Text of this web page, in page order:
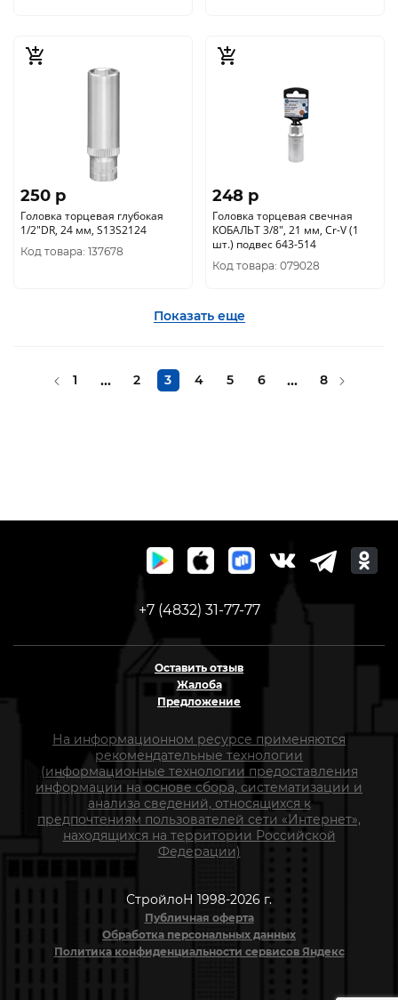
250 p
Головка торцевая глубокая
1/2"DR, 24 мм, S13S2124
Код товара: 137678
248 p
Головка торцевая свечная
КОБАЛЬТ 3/8", 21 мм, Cr-V (1
шт.) подвес 643-514
Код товара: 079028
Показать еще
1 ... 2 3 4 5 6 ... 8
+7 (4832) 31-77-77
Оставить отзыв
Жалоба
Предложение
На информационном ресурсе применяются
рекомендательные технологии
(информационные технологии предоставления
информации на основе сбора, систематизации и
анализа сведений, относящихся к
предпочтениям пользователей сети «Интернет»,
находящихся на территории Российской
Федерации)
СтройлоН 1998-2026 г.
Публичная оферта
Обработка персональных данных
Политика конфиденциальности сервисов Яндекс